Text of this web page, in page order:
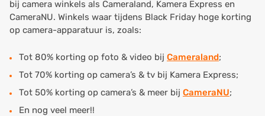
bij camera winkels als Cameraland, Kamera Express en
CameraNU. Winkels waar tijdens Black Friday hoge korting
op camera-apparatuur is, zoals:
Tot 80% korting op foto & video bij Cameraland;
Tot 70% korting op camera’s & tv bij Kamera Express;
Tot 50% korting op camera’s & meer bij CameraNU;
En nog veel meer!!